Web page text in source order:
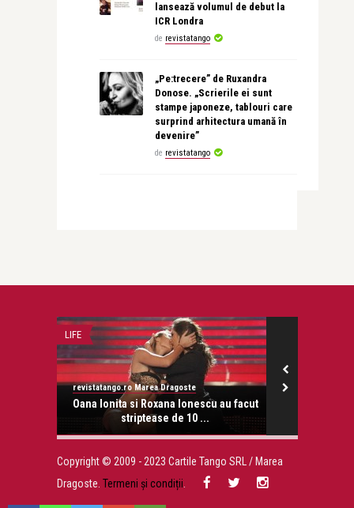
lansează volumul de debut la
ICR Londra
de revistatango
„Pe:trecere” de Ruxandra
Donose. „Scrierile ei sunt
stampe japoneze, tablouri care
surprind arhitectura umană în
devenire”
de revistatango
LIFE
revistatango.ro Marea Dragoste
Oana Ionita si Roxana Ionescu au facut
striptease de 10 ...
Copyright © 2009 - 2023 Cartile Tango SRL / Marea
Dragoste. Termeni și condiții